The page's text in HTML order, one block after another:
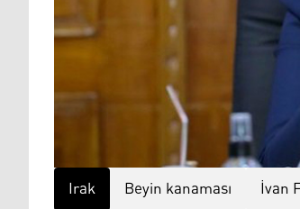
Irak Beyin kanaması İvan